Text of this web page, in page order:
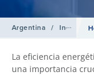
Argentina / Industrias
La eficiencia
una importancia